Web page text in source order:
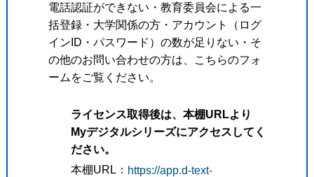
電話認証ができない・教育委員会による一
括登録・大学関係の方・アカウント（ログ
インID・パスワード）の数が足りない・そ
の他のお問い合わせの方は、こちらのフォ
ームをご覧ください。
ライセンス取得後は、本棚URLより
Myデジタルシリーズにアクセスしてく
ださい。
本棚URL： https://app.d-text-